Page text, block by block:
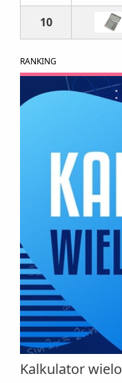
10
RANKING
Kalkulator